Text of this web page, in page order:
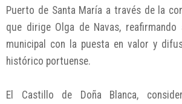
Puerto de Santa María a través de la
que dirige Olga de Navas,
municipal con la puesta en valor y
histórico portuense.
El Castillo de Doña Blanca,